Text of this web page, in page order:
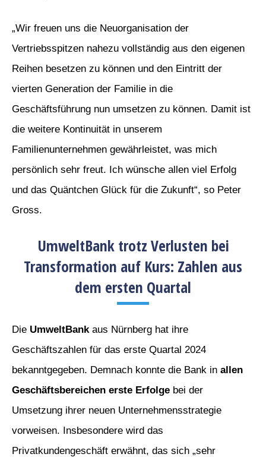
„Wir freuen uns die Neuorganisation der
Vertriebsspitzen nahezu vollständig aus den eigenen
Reihen besetzen zu können und den Eintritt der
vierten Generation der Familie in die
Geschäftsführung nun umsetzen zu können. Damit ist
die weitere Kontinuität in unserem
Familienunternehmen gewährleistet, was mich
persönlich sehr freut. Ich wünsche allen viel Erfolg
und das Quäntchen Glück für die Zukunft“, so Peter
Gross.
UmweltBank trotz Verlusten bei
Transformation auf Kurs: Zahlen aus
dem ersten Quartal
Die UmweltBank aus Nürnberg hat ihre
Geschäftszahlen für das erste Quartal 2024
bekanntgegeben. Demnach konnte die Bank in allen
Geschäftsbereichen erste Erfolge bei der
Umsetzung ihrer neuen Unternehmensstrategie
vorweisen. Insbesondere wird das
Privatkundengeschäft erwähnt, das sich „sehr